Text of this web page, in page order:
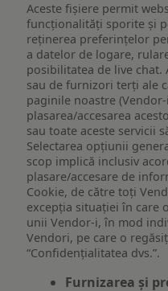
Aceste fișiere permit
funcționalități sporite și
reţinerea preferinţelor
a datelor de logare,
posibilitatea de live chat.
sau de furnizori terți ale
paginile noastre
plasarea/accesarea
sau toate aceste servicii
Selectarea opțiunii
scop implică inclusiv
plasare/accesare de
Cookie, de către toți
excepția situației în care
unii Vendor-i, în mod
Vendori, pe care o
“Confidențialitatea dvs.”.
Furnizarea și